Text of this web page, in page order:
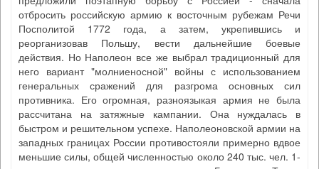
отбросить российскую армию к восточным рубежам Речи
Посполитой 1772 года, а затем, укрепившись и
реорганизовав Польшу, вести дальнейшие боевые
действия. Но Наполеон все же выбрал традиционный для
него вариант "молниеносной" войны с использованием
генеральных сражений для разгрома основных сил
противника. Его огромная, разноязыкая армия не была
рассчитана на затяжные кампании. Она нуждалась в
быстром и решительном успехе. Наполеоновской армии на
западных границах России противостояли примерно вдвое
меньшие силы, общей численностью около 240 тыс. чел. 1-